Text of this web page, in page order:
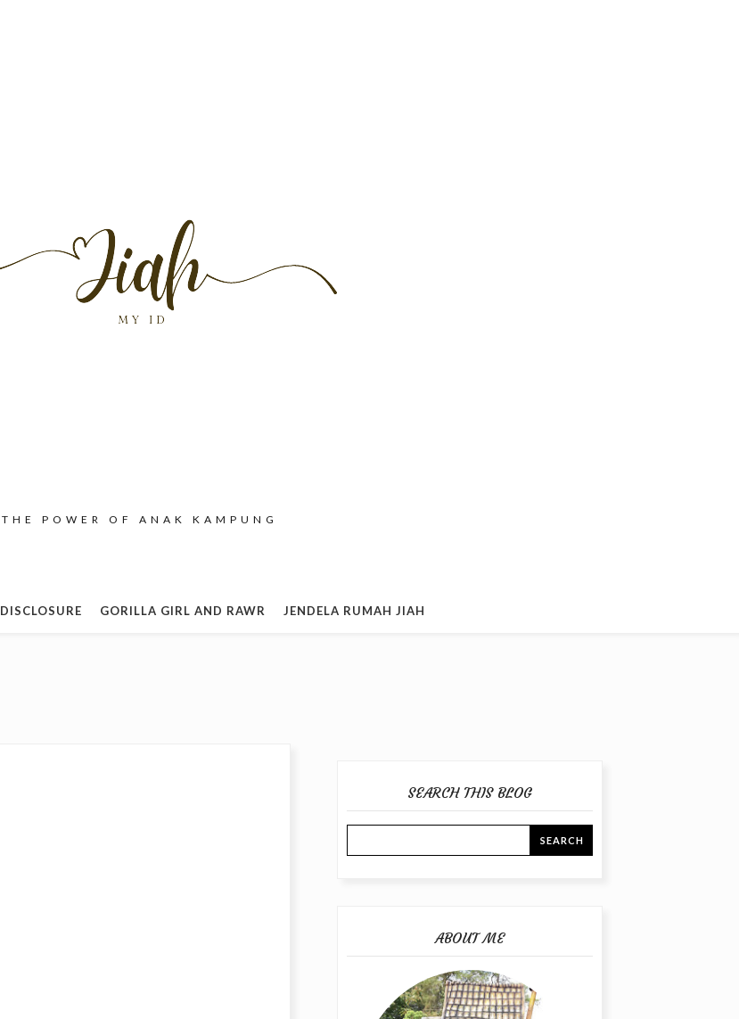
THE POWER OF ANAK KAMPUNG
DISCLOSURE GORILLA GIRL AND RAWR JENDELA RUMAH JIAH
SEARCH THIS BLOG
ABOUT ME